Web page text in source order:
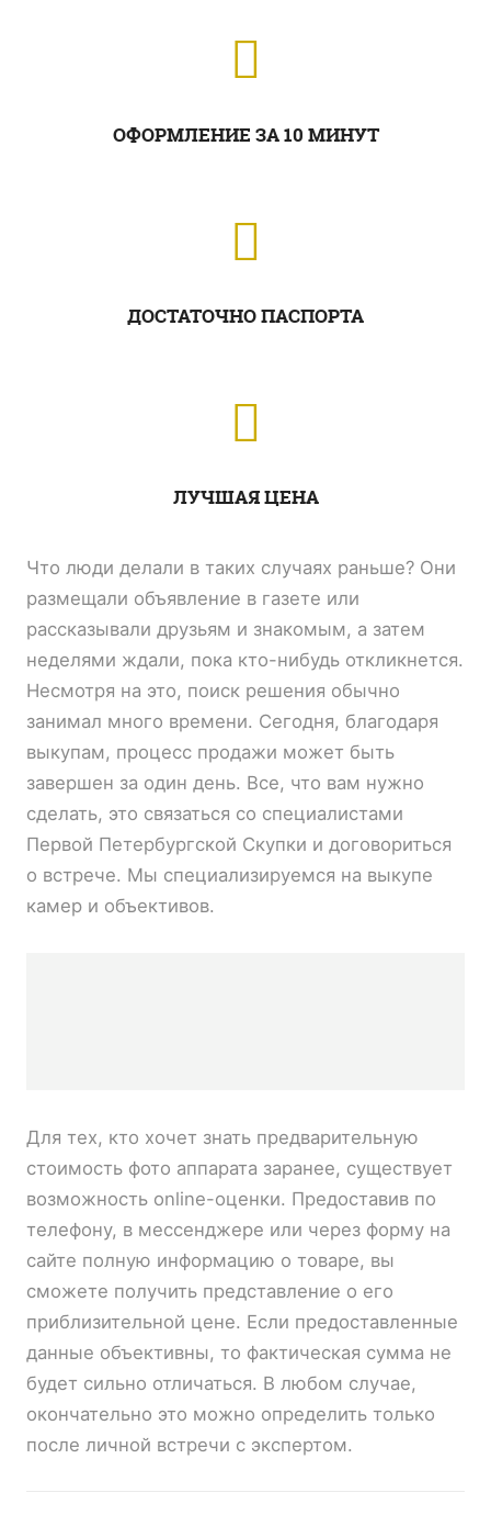
ОФОРМЛЕНИЕ ЗА 10 МИНУТ
ДОСТАТОЧНО ПАСПОРТА
ЛУЧШАЯ ЦЕНА
Что люди делали в таких случаях раньше? Они
размещали объявление в газете или
рассказывали друзьям и знакомым, а затем
неделями ждали, пока кто-нибудь откликнется.
Несмотря на это, поиск решения обычно
занимал много времени. Сегодня, благодаря
выкупам, процесс продажи может быть
завершен за один день. Все, что вам нужно
сделать, это связаться со специалистами
Первой Петербургской Скупки и договориться
о встрече. Мы специализируемся на выкупе
камер и объективов.
Для тех, кто хочет знать предварительную
стоимость фото аппарата заранее, существует
возможность online-оценки. Предоставив по
телефону, в мессенджере или через форму на
сайте полную информацию о товаре, вы
сможете получить представление о его
приблизительной цене. Если предоставленные
данные объективны, то фактическая сумма не
будет сильно отличаться. В любом случае,
окончательно это можно определить только
после личной встречи с экспертом.